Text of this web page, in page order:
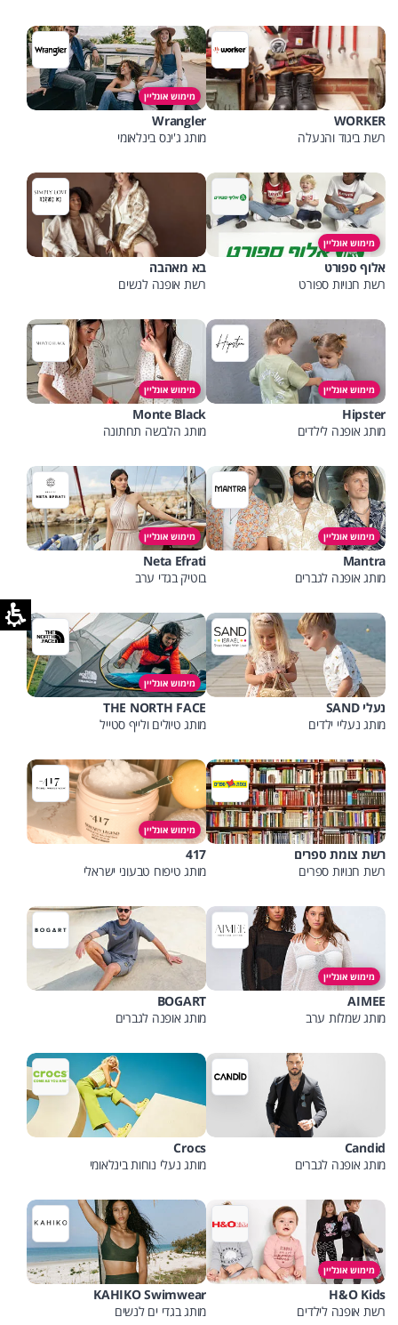
WORKER
רשת ביגוד והנעלה
מימוש אונליין
Wrangler
מותג ג'ינס בינלאומי
מימוש אונליין
אלוף ספורט
רשת חנויות ספורט
בא מאהבה
רשת אופנה לנשים
מימוש אונליין
Hipster
מותג אופנה לילדים
מימוש אונליין
Monte Black
מותג הלבשה תחתונה
מימוש אונליין
Mantra
מותג אופנה לגברים
מימוש אונליין
Neta Efrati
בוטיק בגדי ערב
נעלי SAND
מותג נעליי ילדים
מימוש אונליין
THE NORTH FACE
מותג טיולים ולייף סטייל
רשת צומת ספרים
רשת חנויות ספרים
מימוש אונליין
417
מותג טיפוח טבעוני ישראלי
מימוש אונליין
AIMEE
מותג שמלות ערב
BOGART
מותג אופנה לגברים
Candid
מותג אופנה לגברים
Crocs
מותג נעלי נוחות בינלאומי
מימוש אונליין
H&O Kids
רשת אופנה לילדים
KAHIKO Swimwear
מותג בגדי ים לנשים